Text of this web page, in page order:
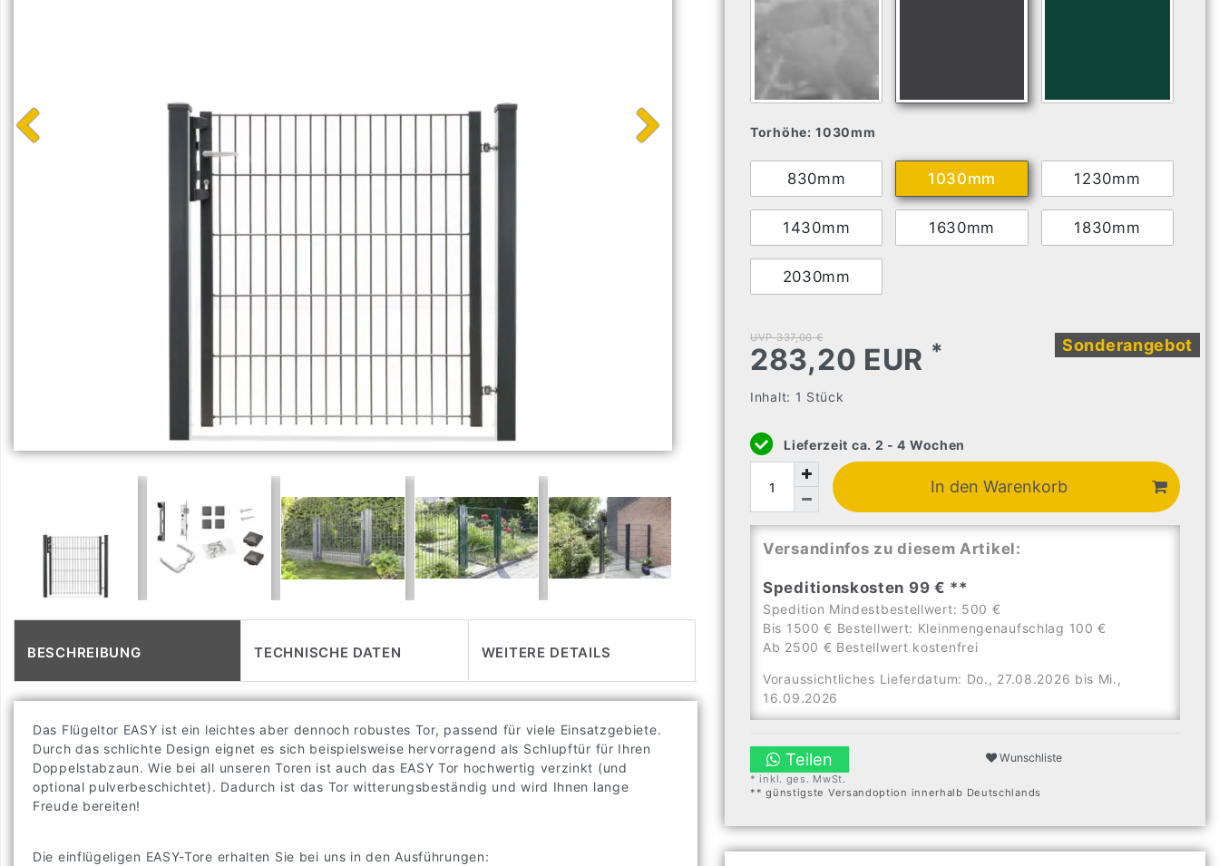
BESCHREIBUNG TECHNISCHE DATEN WEITERE DETAILS
Das Flügeltor EASY ist ein leichtes aber dennoch robustes Tor, passend für viele Einsatzgebiete.
Durch das schlichte Design eignet es sich beispielsweise hervorragend als Schlupftür für Ihren
Doppelstabzaun. Wie bei all unseren Toren ist auch das EASY Tor hochwertig verzinkt (und
optional pulverbeschichtet). Dadurch ist das Tor witterungsbeständig und wird Ihnen lange
Freude bereiten!
Die einflügeligen EASY-Tore erhalten Sie bei uns in den Ausführungen:
Torhöhe: 1030mm
830mm 1030mm 1230mm
1430mm 1630mm 1830mm
2030mm
UVP 337,00 €
283,20 EUR *
Inhalt: 1 Stück
Sonderangebot
Lieferzeit ca. 2 - 4 Wochen
In den Warenkorb
Versandinfos zu diesem Artikel:
Speditionskosten 99 € **
Spedition Mindestbestellwert: 500 €
Bis 1500 € Bestellwert: Kleinmengenaufschlag 100 €
Ab 2500 € Bestellwert kostenfrei
Voraussichtliches Lieferdatum: Do., 27.08.2026 bis Mi.,
16.09.2026
Teilen Wunschliste
* inkl. ges. MwSt.
** günstigste Versandoption innerhalb Deutschlands